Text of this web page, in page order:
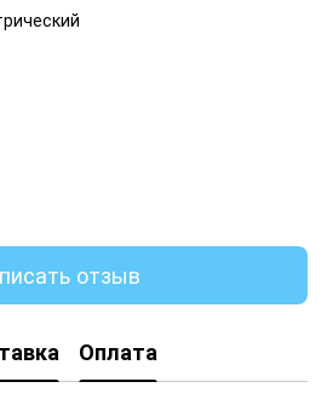
отзыв
Оплата